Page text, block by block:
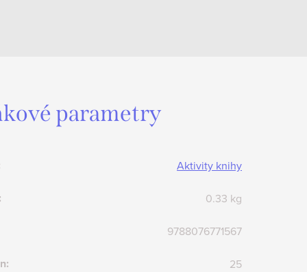
parametry
Aktivity knihy
: 0.33 kg
9788076771567
: 25